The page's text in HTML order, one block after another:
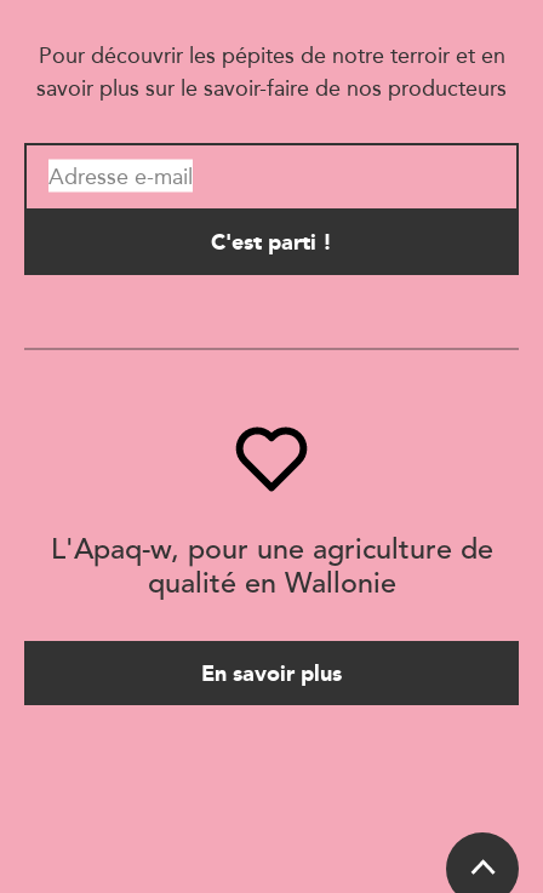
Pour découvrir les pépites de notre terroir et en
savoir plus sur le savoir-faire de nos producteurs
Adresse e-mail
L'Apaq-w, pour une agriculture de
qualité en Wallonie
En savoir plus